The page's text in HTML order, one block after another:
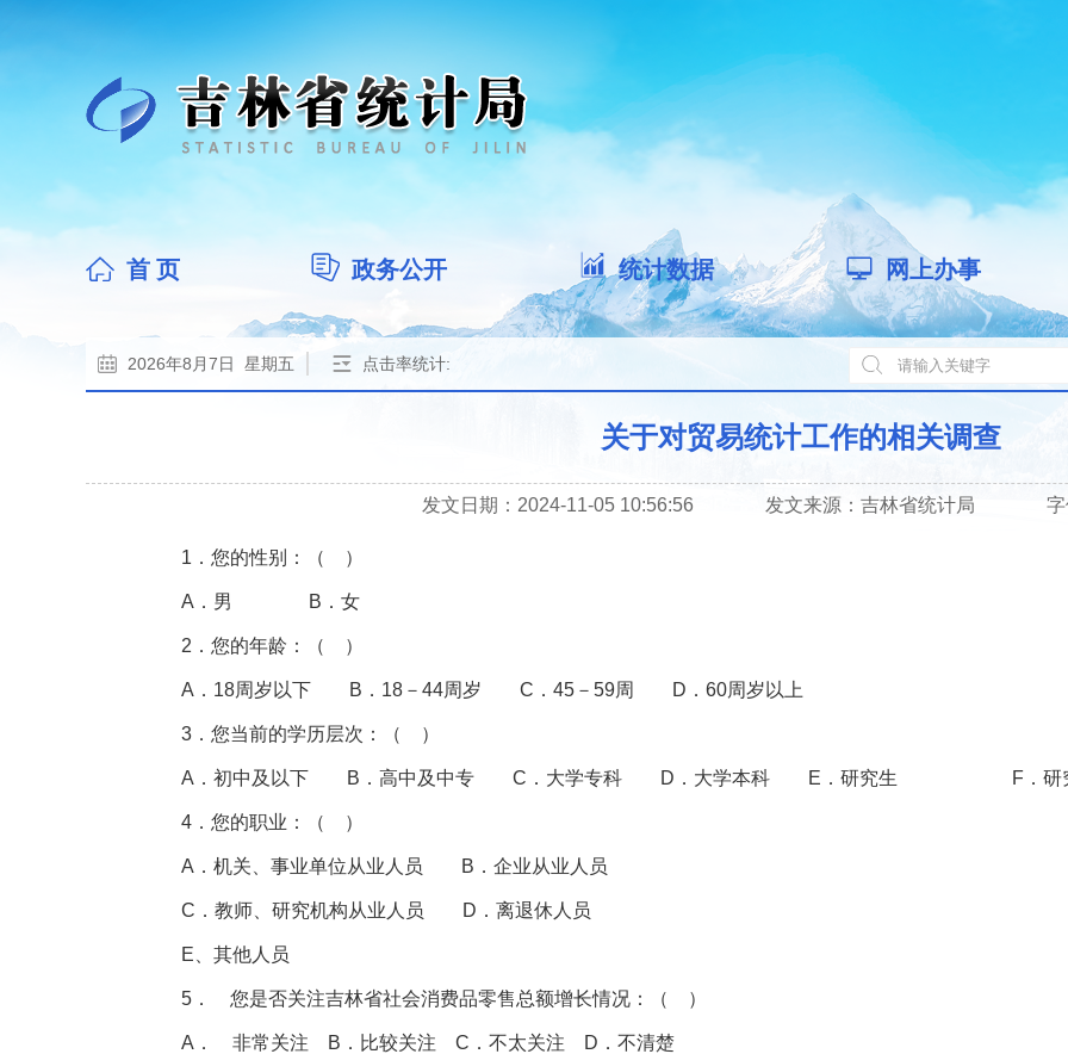
首 页 政务公开 统计数据 网上办事
2026年8月7日 星期五 点击率统计:
关于对贸易统计工作的相关调查
发文日期：2024-11-05 10:56:56 发文来源： 吉林省统计局
1．您的性别：（ ）
A．男 B．女
2．您的年龄：（ ）
A．18周岁以下 B．18－44周岁 C．45－59周 D．60周岁以上
3．您当前的学历层次：（ ）
A．初中及以下 B．高中及中专 C．大学专科 D．大学本科 E．研究生 F．研究
4．您的职业：（ ）
A．机关、事业单位从业人员 B．企业从业人员
C．教师、研究机构从业人员 D．离退休人员
E、其他人员
5． 您是否关注吉林省社会消费品零售总额增长情况：（ ）
A． 非常关注 B．比较关注 C．不太关注 D．不清楚